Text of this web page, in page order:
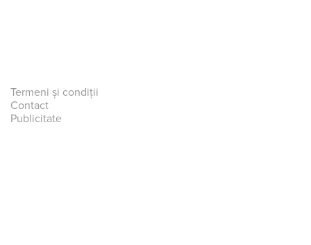
Termeni și condiții
Contact
Publicitate